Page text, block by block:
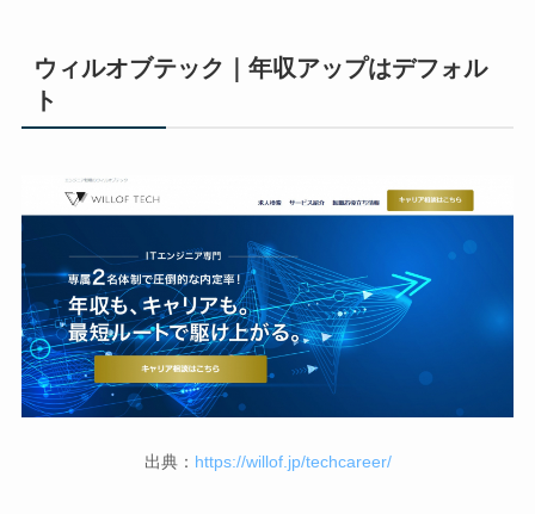
ウィルオブテック｜年収アップはデフォル
ト
出典： https://willof.jp/techcareer/